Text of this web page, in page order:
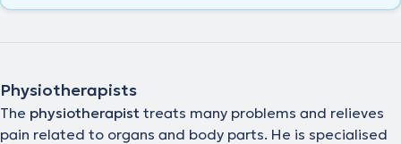
Physiotherapists
The physiotherapist treats many problems and relieves
pain related to organs and body parts. He is specialised